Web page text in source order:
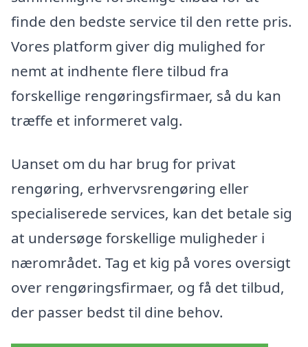
finde den bedste service til den rette pris.
Vores platform giver dig mulighed for
nemt at indhente flere tilbud fra
forskellige rengøringsfirmaer, så du kan
træffe et informeret valg.
Uanset om du har brug for privat
rengøring, erhvervsrengøring eller
specialiserede services, kan det betale sig
at undersøge forskellige muligheder i
nærområdet. Tag et kig på vores oversigt
over rengøringsfirmaer, og få det tilbud,
der passer bedst til dine behov.